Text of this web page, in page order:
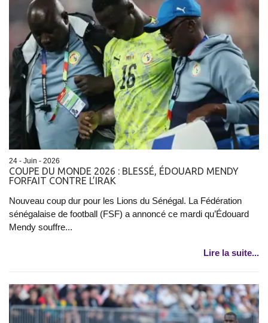
24 - Juin - 2026
COUPE DU MONDE 2026 : BLESSÉ, ÉDOUARD MENDY
FORFAIT CONTRE L’IRAK
Nouveau coup dur pour les Lions du Sénégal. La Fédération
sénégalaise de football (FSF) a annoncé ce mardi qu’Édouard
Mendy souffre...
Lire la suite...